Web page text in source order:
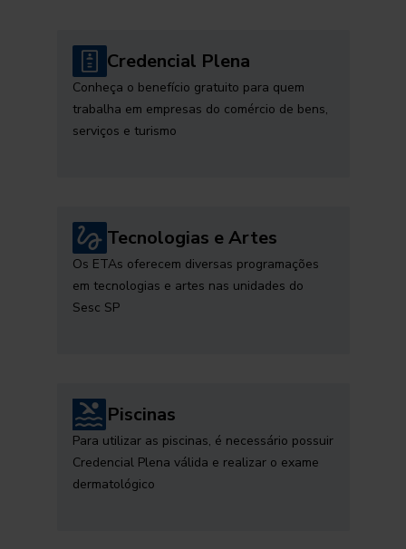
Credencial Plena
Conheça o benefício gratuito para quem
trabalha em empresas do comércio de bens,
serviços e turismo
Tecnologias e Artes
Os ETAs oferecem diversas programações
em tecnologias e artes nas unidades do
Sesc SP
Piscinas
Para utilizar as piscinas, é necessário possuir
Credencial Plena válida e realizar o exame
dermatológico